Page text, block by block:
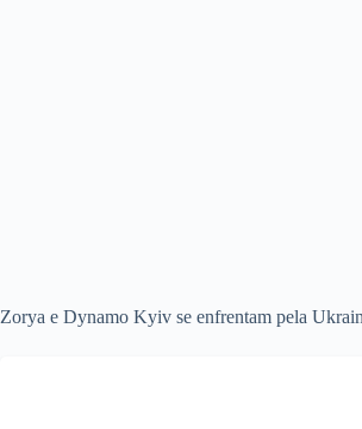
Zorya e Dynamo Kyiv se enfrentam pela